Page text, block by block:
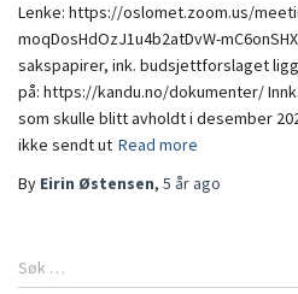
Lenke: https://oslomet.zoom.us/
moqDosHdOzJ1u4b2atDvW-
sakspapirer, ink. budsjettforslaget
på: https://kandu.no/dokumenter/
som skulle blitt avholdt i desember
ikke sendt ut Read more
By Eirin Østensen, 5 år ago
Søk …